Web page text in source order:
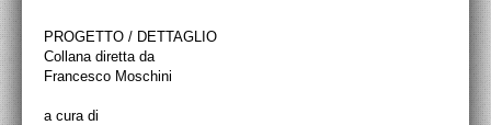
PROGETTO / DETTAGLIO
Collana diretta da
Francesco Moschini
a cura di